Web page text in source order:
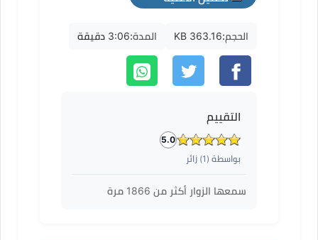
mp3
الحجم:363.16 KB المدة:3:06 دقيقة
التقييم
5.0
بواسطة ( 1) زائر
سمعها الزوار أكثر من 1866 مرة